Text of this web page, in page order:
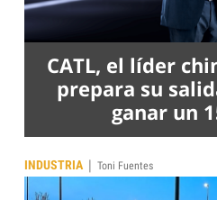
CATL, el líder
prepara su
ganar un
INDUSTRIA | Toni Fuentes